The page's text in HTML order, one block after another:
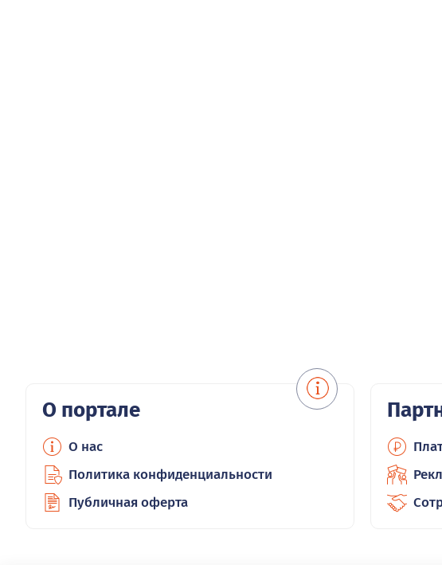
О портале
О нас
Политика конфиденциальности
Публичная оферта